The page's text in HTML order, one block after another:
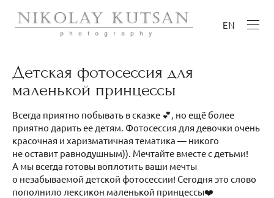
EN
Детская фотосессия для
маленькой принцессы
Всегда приятно побывать в сказке 💕, но ещё более
приятно дарить ее детям. Фотосессия для девочки очень
красочная и харизматичная тематика — никого
не оставит равнодушным)). Мечтайте вместе с детьми!
А мы всегда готовы воплотить ваши мечты
о незабываемой детской фотосессии! Сегодня это слово
пополнило лексикон маленькой принцессы❤️